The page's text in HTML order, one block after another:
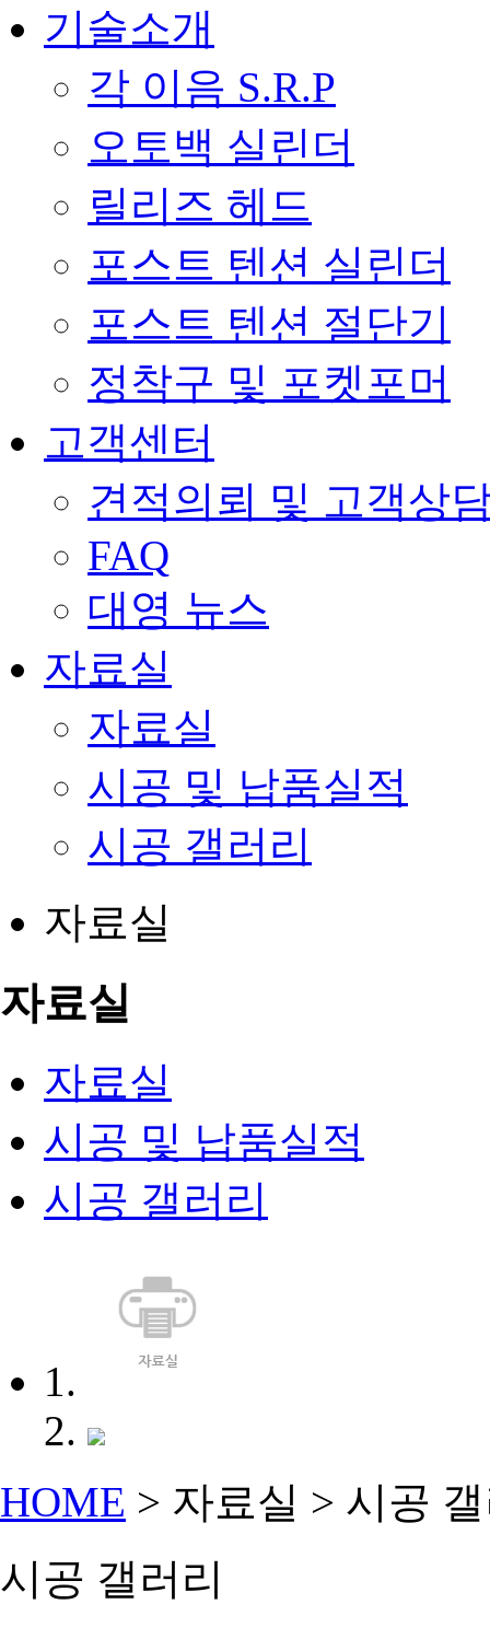
기술소개
각 이음 S.R.P
오토백 실린더
릴리즈 헤드
포스트 텐션 실린더
포스트 텐션 절단기
정착구 및 포켓포머
고객센터
견적의뢰 및 고객상
FAQ
대영 뉴스
자료실
자료실
시공 및 납품실적
시공 갤러리
자료실
자료실
자료실
시공 및 납품실적
시공 갤러리
HOME > 자료실 > 시공
시공 갤러리